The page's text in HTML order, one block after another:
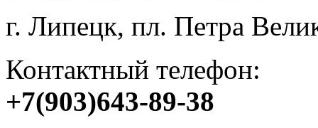
г. Липецк, пл. Петра
Контактный телефон:
+7(903)643-89-38